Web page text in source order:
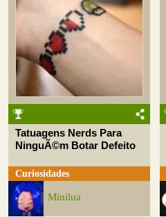
Tatuagens Nerds Para
NinguÃ©m Botar Defeito
Curiosidades
Minilua